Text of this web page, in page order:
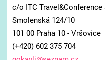
c/o ITC Travel&Conference
Smolenská 124/10
101 00 Praha 10 - Vršovice
(+420) 602 375 704